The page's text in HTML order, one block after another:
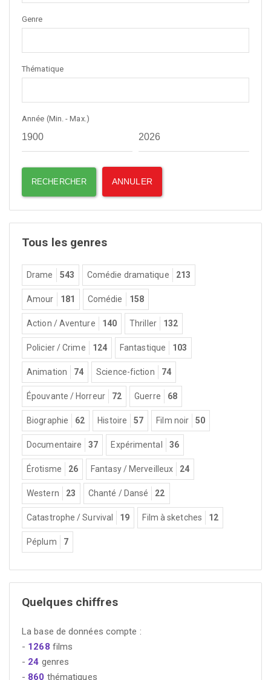
Genre
Thématique
Année (Min. - Max.)
Tous les genres
Drame 543 Comédie dramatique 213
Amour 181 Comédie 158
Action / Aventure 140 Thriller 132
Policier / Crime 124 Fantastique 103
Animation 74 Science-fiction 74
Épouvante / Horreur 72 Guerre 68
Biographie 62 Histoire 57 Film noir 50
Documentaire 37 Expérimental 36
Érotisme 26 Fantasy / Merveilleux 24
Western 23 Chanté / Dansé 22
Catastrophe / Survival 19 Film à sketches 12
Péplum 7
Quelques chiffres
La base de données compte :
- 1268 films
- 24 genres
- 860 thématiques